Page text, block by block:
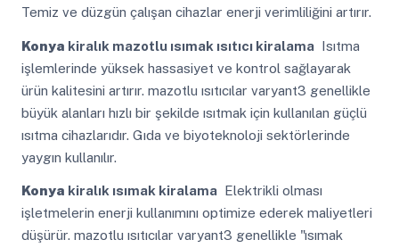
Temiz ve düzgün çalışan cihazlar enerji verimliliğini artırır.
Konya kiralık mazotlu ısımak ısıtıcı kiralamaIsıtma
işlemlerinde yüksek hassasiyet ve kontrol sağlayarak
ürün kalitesini artırır. mazotlu ısıtıcılar varyant3 genellikle
büyük alanları hızlı bir şekilde ısıtmak için kullanılan güçlü
ısıtma cihazlarıdır. Gıda ve biyoteknoloji sektörlerinde
yaygın kullanılır.
Konya kiralık ısımak kiralamaElektrikli olması
işletmelerin enerji kullanımını optimize ederek maliyetleri
düşürür. mazotlu ısıtıcılar varyant3 genellikle "ısımak